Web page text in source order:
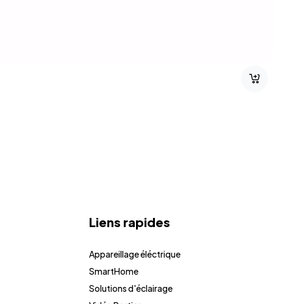
Liens rapides
Appareillage éléctrique
SmartHome
Solutions d'éclairage